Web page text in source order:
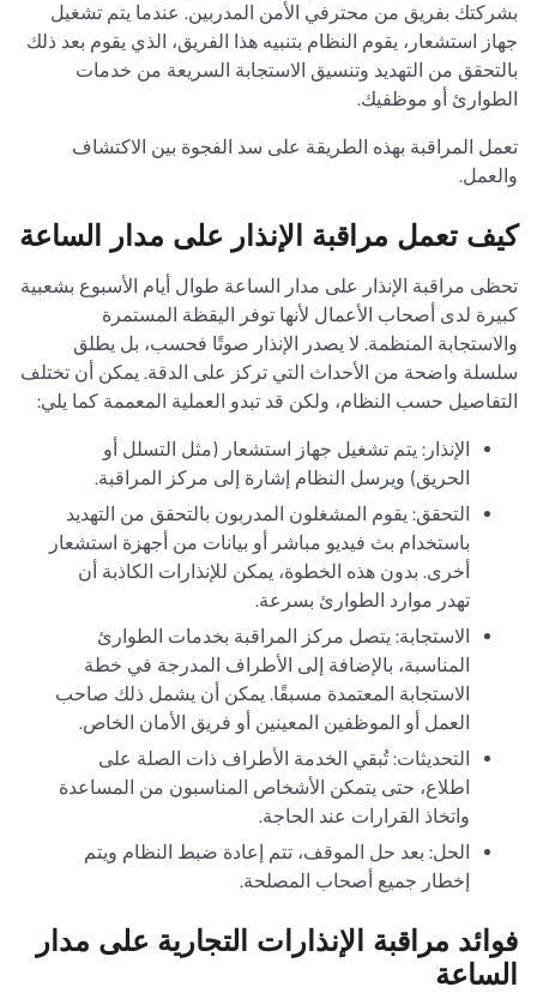
بشركتك بفريق من محترفي الأمن المدربين. عندما يتم تشغيل
جهاز استشعار، يقوم النظام بتنبيه هذا الفريق، الذي يقوم بعد ذلك
بالتحقق من التهديد وتنسيق الاستجابة السريعة من خدمات
الطوارئ أو موظفيك.
تعمل المراقبة بهذه الطريقة على سد الفجوة بين الاكتشاف
والعمل.
كيف تعمل مراقبة الإنذار على مدار الساعة
تحظى مراقبة الإنذار على مدار الساعة طوال أيام الأسبوع بشعبية
كبيرة لدى أصحاب الأعمال لأنها توفر اليقظة المستمرة
والاستجابة المنظمة. لا يصدر الإنذار صوتًا فحسب، بل يطلق
سلسلة واضحة من الأحداث التي تركز على الدقة. يمكن أن تختلف
التفاصيل حسب النظام، ولكن قد تبدو العملية المعممة كما يلي:
الإنذار: يتم تشغيل جهاز استشعار (مثل التسلل أو
الحريق) ويرسل النظام إشارة إلى مركز المراقبة.
التحقق: يقوم المشغلون المدربون بالتحقق من التهديد
باستخدام بث فيديو مباشر أو بيانات من أجهزة استشعار
أخرى. بدون هذه الخطوة، يمكن للإنذارات الكاذبة أن
تهدر موارد الطوارئ بسرعة.
الاستجابة: يتصل مركز المراقبة بخدمات الطوارئ
المناسبة، بالإضافة إلى الأطراف المدرجة في خطة
الاستجابة المعتمدة مسبقًا. يمكن أن يشمل ذلك صاحب
العمل أو الموظفين المعينين أو فريق الأمان الخاص.
التحديثات: تُبقي الخدمة الأطراف ذات الصلة على
اطلاع، حتى يتمكن الأشخاص المناسبون من المساعدة
واتخاذ القرارات عند الحاجة.
الحل: بعد حل الموقف، تتم إعادة ضبط النظام ويتم
إخطار جميع أصحاب المصلحة.
فوائد مراقبة الإنذارات التجارية على مدار
الساعة